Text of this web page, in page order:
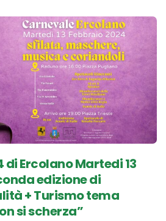
Ercolano Martedi 13
edizione di
+ Turismo tema
si scherza”